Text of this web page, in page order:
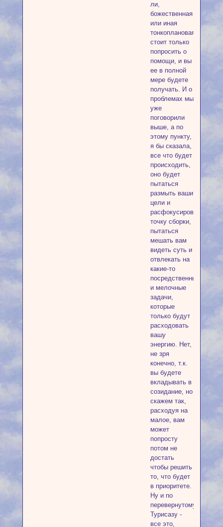
ли,
божественная
или иная
тонкоплановая,
стоит только
попросить о
помощи, и вы
ее в полной
мере будете
получать. И о
проблемах мы
уже
поговорили
выше, а по
этому пункту,
я бы сказала,
все что будет
происходить,
оно будет
пытаться
размыть ваши
цели и
расфокусировать
точку сборки,
пытаться
мешать вам
видеть суть и
отвлекать на
какие-то
посредственные
и мелочные
задачи,
которые
только будут
расходовать
вашу
энергию. Нет,
не зря
конечно, т.к.
вы будете
вкладывать в
созидание, но
скажем так,
расходуя на
малое, вам
может
попросту
потом не
достать
чтобы решить
то, что будет
в приоритете.
Ну и по
перевернутому
Турисазу -
все это,